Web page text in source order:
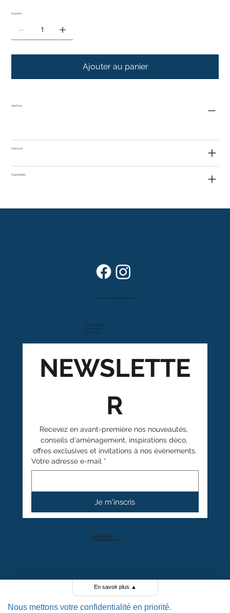
Quantité
Ajouter au panier
PANTON
Fabricant
Disponibilité
Route cantonale 4
Case postale 157
1963 Vétroz
Dans vos foyers depuis plus de 80 ans
+41 27 766 40 40
info@anthamatten.ch
NEWSLETTE
R
Recevez en avant-première nos nouveautés,
conseils d'aménagement, inspirations déco,
offres exclusives et invitations à nos événements.
Votre adresse e-mail *
Je m'inscris
4.4
+ de 100 avis clients
En savoir plus ▲
Nous mettons votre confidentialité en priorité.